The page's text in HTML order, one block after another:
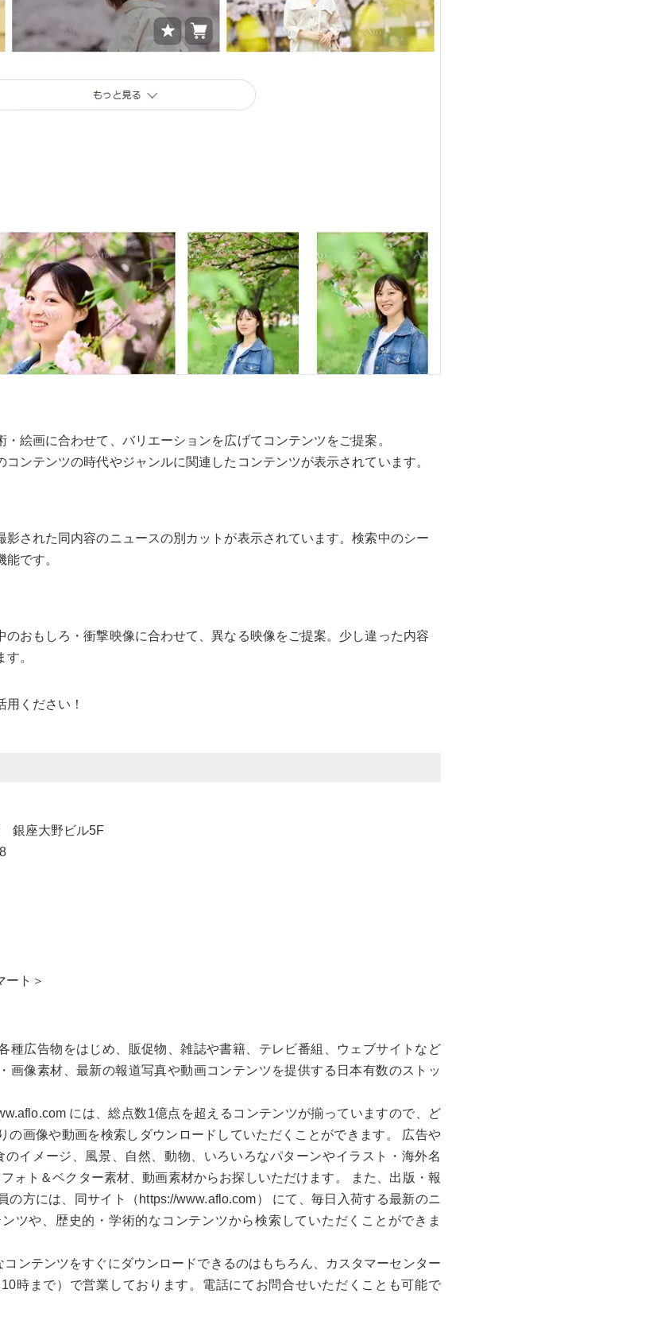
・絵画に合わせて、バリエーションを広げてコンテンツをご提案。
コンテンツの時代やジャンルに関連したコンテンツが表示されています。
影された同内容のニュースの別カットが表示されています。検索中のシー
です。
のおもしろ・衝撃映像に合わせて、異なる映像をご提案。少し違った内容
。
ください！
銀座大野ビル5F
ート＞
種広告物をはじめ、販促物、雑誌や書籍、テレビ番組、ウェブサイトなど
画像素材、最新の報道写真や動画コンテンツを提供する日本有数のストッ
には、総点数1億点を超えるコンテンツが揃っていますので、ど
の画像や動画を検索しダウンロードしていただくことができます。 広告や
イメージ、風景、自然、動物、いろいろなパターンやイラスト・海外名
ォト＆ベクター素材、動画素材からお探しいただけます。 また、出版・報
の方には、同サイト（https://www.aflo.com） にて、毎日入荷する最新のニ
ツや、歴史的・学術的なコンテンツから検索していただくことができま
ンテンツをすぐにダウンロードできるのはもちろん、カスタマーセンター
時まで）で営業しております。電話にてお問合せいただくことも可能で